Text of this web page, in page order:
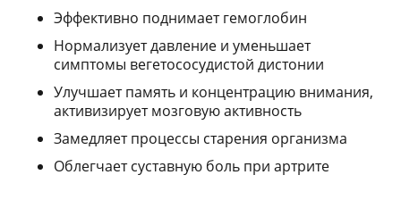
Эффективно поднимает гемоглобин
Нормализует давление и уменьшает
симптомы вегетососудистой дистонии
Улучшает память и концентрацию внимания,
активизирует мозговую активность
Замедляет процессы старения организма
Облегчает суставную боль при артрите